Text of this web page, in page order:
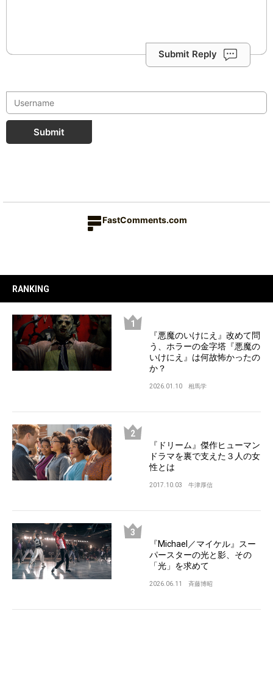
Submit Reply
Submit
FastComments.com
RANKING
『悪魔のいけにえ』改めて問
う、ホラーの金字塔『悪魔の
いけにえ』は何故怖かったの
か？
2026.01.10 相馬学
『ドリーム』傑作ヒューマン
ドラマを裏で支えた３人の女
性とは
2017.10.03 牛津厚信
『Michael／マイケル』スー
パースターの光と影、その
「光」を求めて
2026.06.11 斉藤博昭